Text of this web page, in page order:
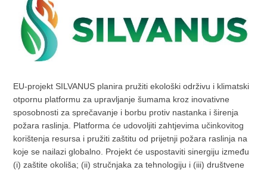
EU-projekt SILVANUS planira pružiti ekološki održivu i klimatski
otpornu platformu za upravljanje šumama kroz inovativne
sposobnosti za sprečavanje i borbu protiv nastanka i širenja
požara raslinja. Platforma će udovoljiti zahtjevima učinkovitog
korištenja resursa i pružiti zaštitu od prijetnji požara raslinja na
koje se nailazi globalno. Projekt će uspostaviti sinergiju između
(i) zaštite okoliša; (ii) stručnjaka za tehnologiju i (iii) društvene